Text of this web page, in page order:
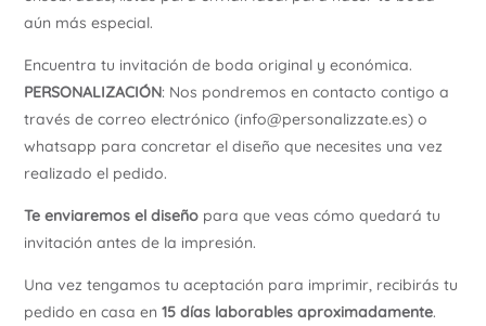
aún más especial.
Encuentra tu invitación de boda original y económica.
PERSONALIZACIÓN: Nos pondremos en contacto contigo a
través de correo electrónico (info@personalizzate.es) o
whatsapp para concretar el diseño que necesites una vez
realizado el pedido.
Te enviaremos el diseñopara que veas cómo quedará tu
invitación antes de la impresión.
Una vez tengamos tu aceptación para imprimir, recibirás tu
pedido en casa en 15 días laborables aproximadamente.